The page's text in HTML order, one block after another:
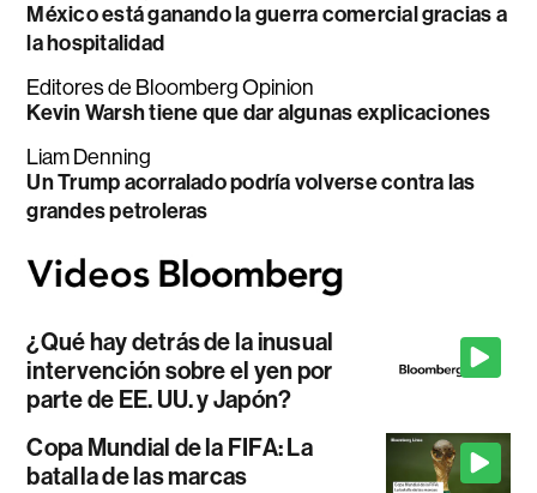
México está ganando la guerra comercial gracias a
la hospitalidad
Editores de Bloomberg Opinion
Kevin Warsh tiene que dar algunas explicaciones
Liam Denning
Un Trump acorralado podría volverse contra las
grandes petroleras
¿Qué hay detrás de la inusual
intervención sobre el yen por
parte de EE. UU. y Japón?
Copa Mundial de la FIFA: La
batalla de las marcas